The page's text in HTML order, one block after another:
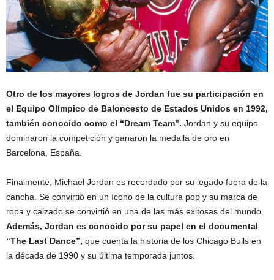
Otro de los mayores logros de Jordan fue su participación en
el Equipo Olímpico de Baloncesto de Estados Unidos en 1992,
también conocido como el “Dream Team”. Jordan y su equipo
dominaron la competición y ganaron la medalla de oro en
Barcelona, España.
Finalmente, Michael Jordan es recordado por su legado fuera de la
cancha. Se convirtió en un ícono de la cultura pop y su marca de
ropa y calzado se convirtió en una de las más exitosas del mundo.
Además, Jordan es conocido por su papel en el documental
“The Last Dance”, que cuenta la historia de los Chicago Bulls en
la década de 1990 y su última temporada juntos.